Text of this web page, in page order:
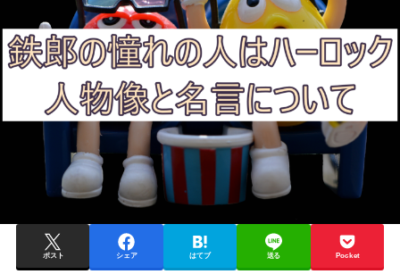
ポスト シェア はてブ 送る Pocket